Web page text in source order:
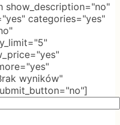
show_description="no"
categories="yes"
wyników"